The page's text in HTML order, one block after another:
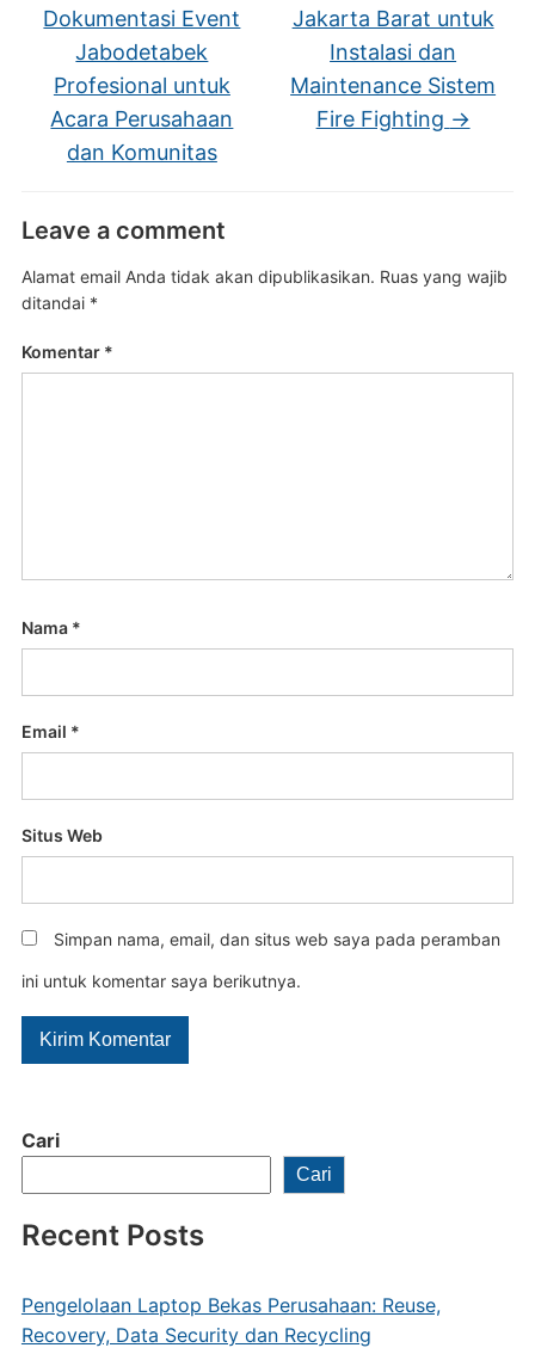
Cari
Cari
Recent Posts
Pengelolaan Laptop Bekas Perusahaan: Reuse,
Recovery, Data Security dan Recycling
Dokumentasi Event
Jabodetabek
Profesional untuk
Acara Perusahaan
dan Komunitas
Jakarta Barat untuk
Instalasi dan
Maintenance Sistem
Fire Fighting →
Leave a comment
Alamat email Anda tidak akan dipublikasikan. Ruas yang wajib
ditandai *
Komentar *
Nama *
Email *
Situs Web
Simpan nama, email, dan situs web saya pada peramban
ini untuk komentar saya berikutnya.